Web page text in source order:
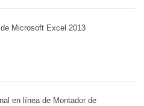
Microsoft Excel 2013
en línea de Montador de